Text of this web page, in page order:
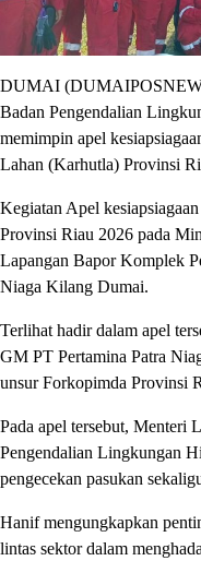
DUMAI
Badan Pengendalian
memimpin apel
Lahan (Karhutla) Provinsi
Kegiatan Apel
Provinsi Riau 2026 pada
Lapangan Bapor Komplek
Niaga Kilang Dumai.
Terlihat hadir dalam apel
GM PT Pertamina Patra
unsur Forkopimda Provinsi
Pada apel tersebut, Menteri
Pengendalian Lingkungan
pengecekan pasukan
Hanif mengungkapkan
lintas sektor dalam